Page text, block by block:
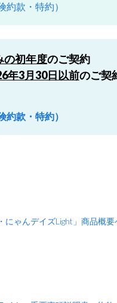
款・特約）
の初年度のご契約
年3月30日以前のご契
款・特約）
にゃんデイズLight」商品概要